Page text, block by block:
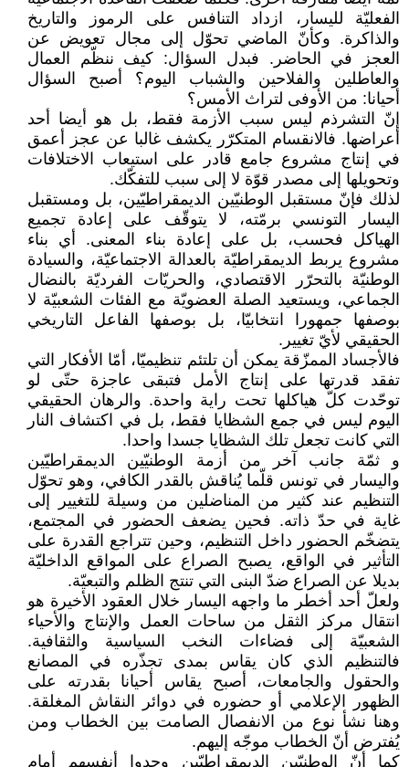
الفعليّة لليسار، ازداد التنافس على الرموز والتاريخ
والذاكرة. وكأنّ الماضي تحوّل إلى مجال تعويض عن
العجز في الحاضر. فبدل السؤال: كيف ننظّم العمال
والعاطلين والفلاحين والشباب اليوم؟ أصبح السؤال
أحيانا: من الأوفى لتراث الأمس؟
إنّ التشرذم ليس سبب الأزمة فقط، بل هو أيضا أحد
أعراضها. فالانقسام المتكرّر يكشف غالبا عن عجز أعمق
في إنتاج مشروع جامع قادر على استيعاب الاختلافات
وتحويلها إلى مصدر قوّة لا إلى سبب للتفكّك.
لذلك فإنّ مستقبل الوطنيّين الديمقراطيّين، بل ومستقبل
اليسار التونسي برمّته، لا يتوقّف على إعادة تجميع
الهياكل فحسب، بل على إعادة بناء المعنى. أي بناء
مشروع يربط الديمقراطيّة بالعدالة الاجتماعيّة، والسيادة
الوطنيّة بالتحرّر الاقتصادي، والحريّات الفرديّة بالنضال
الجماعي، ويستعيد الصلة العضويّة مع الفئات الشعبيّة لا
بوصفها جمهورا انتخابيّا، بل بوصفها الفاعل التاريخي
الحقيقي لأيّ تغيير.
فالأجساد الممزّقة يمكن أن تلتئم تنظيميّا، أمّا الأفكار التي
تفقد قدرتها على إنتاج الأمل فتبقى عاجزة حتّى لو
توحّدت كلّ هياكلها تحت راية واحدة. والرهان الحقيقي
اليوم ليس في جمع الشظايا فقط، بل في اكتشاف النار
التي كانت تجعل تلك الشظايا جسدا واحدا.
و ثمّة جانب آخر من أزمة الوطنيّين الديمقراطيّين
واليسار في تونس قلّما يُناقش بالقدر الكافي، وهو تحوّل
التنظيم عند كثير من المناضلين من وسيلة للتغيير إلى
غاية في حدّ ذاته. فحين يضعف الحضور في المجتمع،
يتضخّم الحضور داخل التنظيم، وحين تتراجع القدرة على
التأثير في الواقع، يصبح الصراع على المواقع الداخليّة
بديلا عن الصراع ضدّ البنى التي تنتج الظلم والتبعيّة.
ولعلّ أحد أخطر ما واجهه اليسار خلال العقود الأخيرة هو
انتقال مركز الثقل من ساحات العمل والإنتاج والأحياء
الشعبيّة إلى فضاءات النخب السياسية والثقافية.
فالتنظيم الذي كان يقاس بمدى تجذّره في المصانع
والحقول والجامعات، أصبح يقاس أحيانا بقدرته على
الظهور الإعلامي أو حضوره في دوائر النقاش المغلقة.
وهنا نشأ نوع من الانفصال الصامت بين الخطاب ومن
يُفترض أنّ الخطاب موجّه إليهم.
كما أنّ الوطنيّين الديمقراطيّين وجدوا أنفسهم أمام